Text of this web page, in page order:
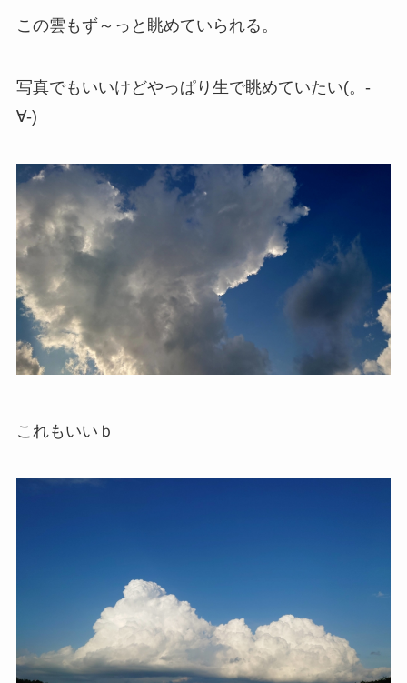
この雲もず～っと眺めていられる。
写真でもいいけどやっぱり生で眺めていたい(。-
∀-)
これもいいｂ